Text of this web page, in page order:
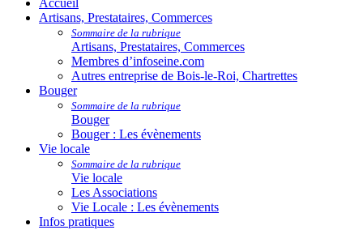
Accueil
Artisans, Prestataires, Commerces
Sommaire de la rubrique
Artisans, Prestataires, Commerces
Membres d’infoseine.com
Autres entreprise de Bois-le-Roi, Chartrettes
Bouger
Sommaire de la rubrique
Bouger
Bouger : Les évènements
Vie locale
Sommaire de la rubrique
Vie locale
Les Associations
Vie Locale : Les évènements
Infos pratiques